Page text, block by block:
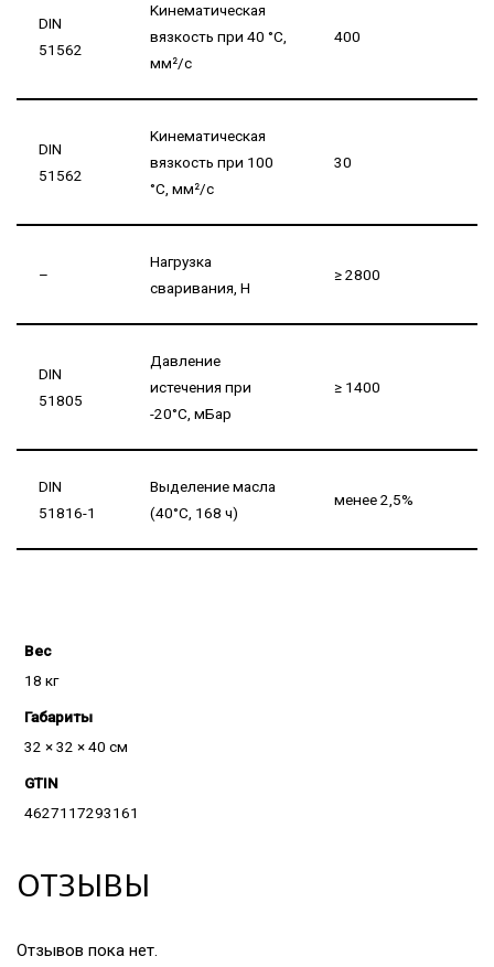
DIN
51562
Kинематическая
вязкость при 40 °C,
мм²/с
400
DIN
51562
Kинематическая
вязкость при 100
°C, мм²/с
30
–
Нагрузка
сваривания, Н
≥ 2800
DIN
51805
Давление
истечения при
-20°С, мБар
≥ 1400
DIN
51816-1
Выделение масла
(40°С, 168 ч)
менее 2,5%
Вес
18 кг
Габариты
32 × 32 × 40 см
GTIN
4627117293161
ОТЗЫВЫ
Отзывов пока нет.